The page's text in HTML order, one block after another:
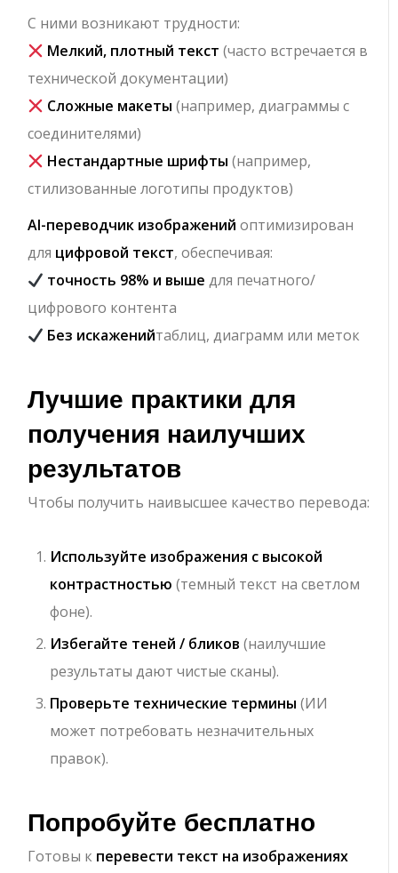
С ними возникают трудности:
Мелкий, плотный текст (часто встречается в
технической документации)
Сложные макеты (например, диаграммы с
соединителями)
Нестандартные шрифты (например,
стилизованные логотипы продуктов)
AI-переводчик изображений оптимизирован
для цифровой текст, обеспечивая:
точность 98% и выше для печатного/
цифрового контента
Без искаженийтаблиц, диаграмм или меток
Лучшие практики для
получения наилучших
результатов
Чтобы получить наивысшее качество перевода:
Используйте изображения с высокой
контрастностью (темный текст на светлом
фоне).
Избегайте теней / бликов (наилучшие
результаты дают чистые сканы).
Проверьте технические термины (ИИ
может потребовать незначительных
правок).
Попробуйте бесплатно
Готовы к перевести текст на изображениях